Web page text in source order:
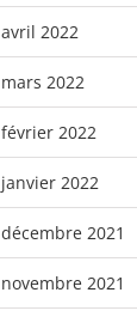
avril 2022
mars 2022
février 2022
janvier 2022
décembre 2021
novembre 2021